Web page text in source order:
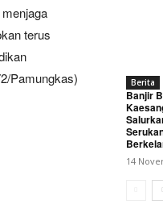
terus
Pamungkas)
Berita
Banjir
14